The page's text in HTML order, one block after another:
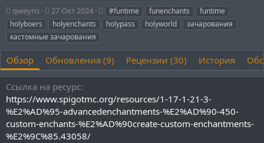
А
в
т
о
р
qweyns
Д
а
т
а
с
о
з
д
а
н
и
я
27 Окт 2024
Т
е
г
#funtime funenchants
funtime
holyboers
holyenchants holypass holyworld
зачарования
кастомные зачарования
Обзор Обновления (9) Рецензии (30) История
Ссылка на ресурс
https://www.spigotmc.org/resources/1-17-1-21-3-
%E2%AD%95-advancedenchantments-%E2%AD%90-450-
custom-enchants-%E2%AD%90create-custom-enchantments-
%E2%9C%85.43058/